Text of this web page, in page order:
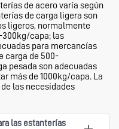
de acero varía según
de carga ligera son
ligeros, normalmente
300kg/capa; las
para mercancías
carga de 500-
pesada son adecuadas
más de 1000kg/capa. La
las necesidades
las estanterías